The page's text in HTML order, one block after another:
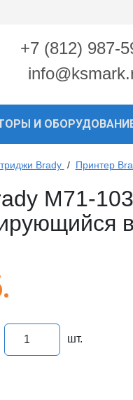
+7 (812) 987-
И
Brady / Принтер
M71-
шт.